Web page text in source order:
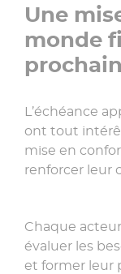
Une
monde
L’échéance
ont tout
mise en
renforcer leur
Chaque
évaluer les
et former leur